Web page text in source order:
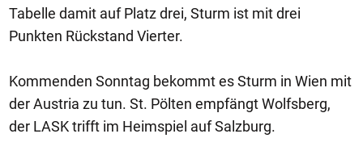
Tabelle damit auf Platz drei, Sturm ist mit drei
Punkten Rückstand Vierter.
Kommenden Sonntag bekommt es Sturm in Wien mit
der Austria zu tun. St. Pölten empfängt Wolfsberg,
der LASK trifft im Heimspiel auf Salzburg.